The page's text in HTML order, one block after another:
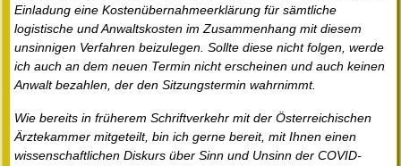
Einladung eine Kostenübernahmeerklärung für sämtliche
logistische und Anwaltskosten im Zusammenhang mit diesem
unsinnigen Verfahren beizulegen. Sollte diese nicht folgen, werde
ich auch an dem neuen Termin nicht erscheinen und auch keinen
Anwalt bezahlen, der den Sitzungstermin wahrnimmt.
Wie bereits in früherem Schriftverkehr mit der Österreichischen
Ärztekammer mitgeteilt, bin ich gerne bereit, mit Ihnen einen
wissenschaftlichen Diskurs über Sinn und Unsinn der COVID-